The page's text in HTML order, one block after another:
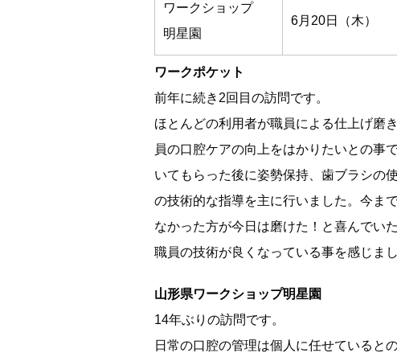
ワークショップ
明星園
6月20日（木）
ワークポケット
前年に続き2回目の訪問です。
ほとんどの利用者が職員による仕上げ磨
員の口腔ケアの向上をはかりたいとの事
いてもらった後に姿勢保持、歯ブラシの
の技術的な指導を主に行いました。今ま
なかった方が今日は磨けた！と喜んでい
職員の技術が良くなっている事を感じまし
山形県ワークショップ明星園
14年ぶりの訪問です。
日常の口腔の管理は個人に任せていると